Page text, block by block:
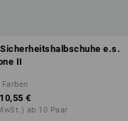
e.s.
II
Farben
€
ab 10 Paar